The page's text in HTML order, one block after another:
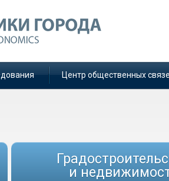
Центр общественных
и